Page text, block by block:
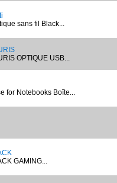
sans fil Black...
OPTIQUE USB...
for Notebooks Boîte...
GAMING...